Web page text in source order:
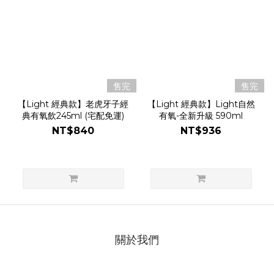
售完
【Light 經典款】老虎牙子經
典有氧飲245ml (宅配免運)
NT$840
售完
【Light 經典款】Light自然
有氧-全新升級 590ml
NT$936
關於我們